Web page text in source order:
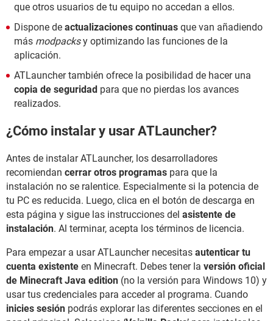
que otros usuarios de tu equipo no accedan a ellos.
Dispone de actualizaciones continuas que van añadiendo
más modpacksy optimizando las funciones de la
aplicación.
ATLauncher también ofrece la posibilidad de hacer una
copia de seguridad para que no pierdas los avances
realizados.
¿Cómo instalar y usar ATLauncher?
Antes de instalar ATLauncher, los desarrolladores
recomiendan cerrar otros programas para que la
instalación no se ralentice. Especialmente si la potencia de
tu PC es reducida. Luego, clica en el botón de descarga en
esta página y sigue las instrucciones del asistente de
instalación. Al terminar, acepta los términos de licencia.
Para empezar a usar ATLauncher necesitas autenticar tu
cuenta existente en Minecraft. Debes tener la versión oficial
de Minecraft Java edition (no la versión para Windows 10) y
usar tus credenciales para acceder al programa. Cuando
inicies sesión podrás explorar las diferentes secciones en el